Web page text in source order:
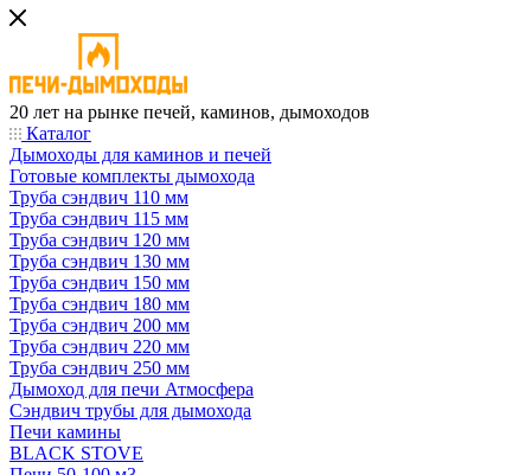
20 лет на рынке печей, каминов, дымоходов
Каталог
Дымоходы для каминов и печей
Готовые комплекты дымохода
Труба сэндвич 110 мм
Труба сэндвич 115 мм
Труба сэндвич 120 мм
Труба сэндвич 130 мм
Труба сэндвич 150 мм
Труба сэндвич 180 мм
Труба сэндвич 200 мм
Труба сэндвич 220 мм
Труба сэндвич 250 мм
Дымоход для печи Атмосфера
Сэндвич трубы для дымохода
Печи камины
BLACK STOVE